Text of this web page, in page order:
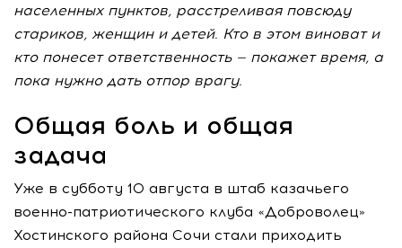
населенных пунктов, расстреливая повсюду
стариков, женщин и детей. Кто в этом виноват и
кто понесет ответственность — покажет время, а
пока нужно дать отпор врагу.
Общая боль и общая
задача
Уже в субботу 10 августа в штаб казачьего
военно-патриотического клуба «Доброволец»
Хостинского района Сочи стали приходить